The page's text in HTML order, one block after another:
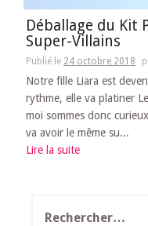
Déballage du Kit
Super-Villains
Publié le 24 octobre 2018
Notre fille Liara est
rythme, elle va platiner
moi sommes donc
va avoir le même su...
Lire la suite